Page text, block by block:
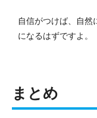
自信がつけば、自然
になるはずですよ。
まとめ